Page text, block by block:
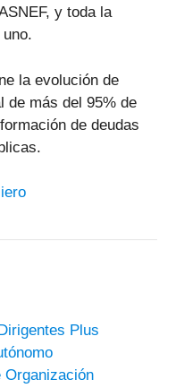
y toda la
la evolución de
de más del 95% de
de deudas
Plus
Organización